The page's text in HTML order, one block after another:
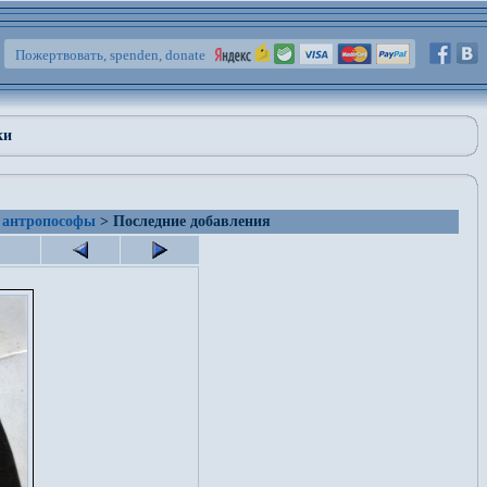
Пожертвовать, spenden, donate
антропософы > Последние добавления